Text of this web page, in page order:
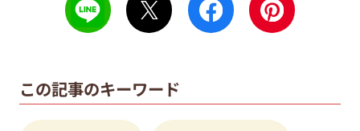
この記事のキーワード